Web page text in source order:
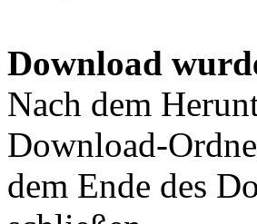
Download
Nach dem
Download-
dem Ende des